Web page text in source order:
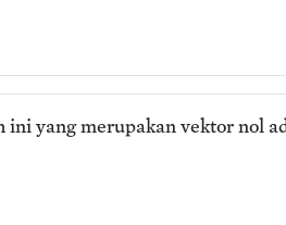
ini yang merupakan vektor nol